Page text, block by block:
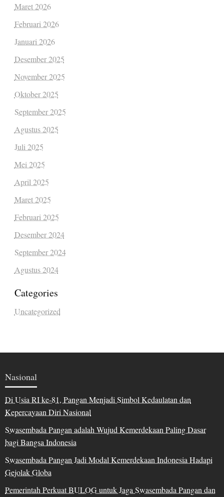
Maret 2026
Februari 2026
Januari 2026
Desember 2025
November 2025
Oktober 2025
September 2025
Agustus 2025
Juli 2025
Mei 2025
April 2025
Maret 2025
Februari 2025
Desember 2024
September 2024
Agustus 2024
Categories
Uncategorized
Nasional
Di Usia RI ke-81, Pangan Menjadi Simbol Kedaulatan dan
Kepercayaan Diri Nasional
Swasembada Pangan adalah Wujud Kemerdekaan Paling Dasar
bagi Bangsa Indonesia
Swasembada Pangan Jadi Modal Kemerdekaan Indonesia Hadapi
Gejolak Globa
Pemerintah Perkuat BULOG untuk Jaga Swasembada Pangan dan